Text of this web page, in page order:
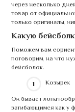
через несколько
товар от
только оригиналы,
Какую
Поможем вам
поговорим, на что
бейсболок.
Козырек
Он бывает
загибающимся как у